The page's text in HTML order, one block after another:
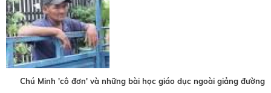
Chú Minh 'cô đơn' và những bài học giáo dục ngoài giảng đường